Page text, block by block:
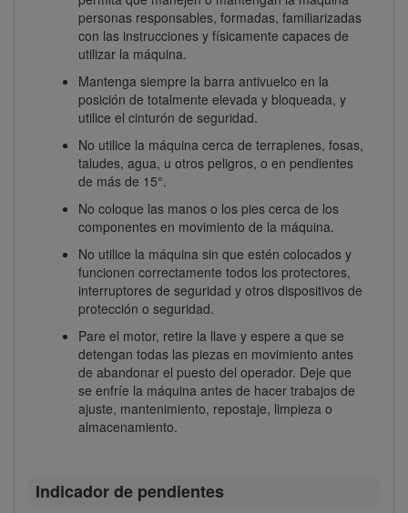
personas responsables, formadas, familiarizadas
con las instrucciones y físicamente capaces de
utilizar la máquina.
Mantenga siempre la barra antivuelco en la
posición de totalmente elevada y bloqueada, y
utilice el cinturón de seguridad.
No utilice la máquina cerca de terraplenes, fosas,
taludes, agua, u otros peligros, o en pendientes
de más de 15°.
No coloque las manos o los pies cerca de los
componentes en movimiento de la máquina.
No utilice la máquina sin que estén colocados y
funcionen correctamente todos los protectores,
interruptores de seguridad y otros dispositivos de
protección o seguridad.
Pare el motor, retire la llave y espere a que se
detengan todas las piezas en movimiento antes
de abandonar el puesto del operador. Deje que
se enfríe la máquina antes de hacer trabajos de
ajuste, mantenimiento, repostaje, limpieza o
almacenamiento.
Indicador de pendientes